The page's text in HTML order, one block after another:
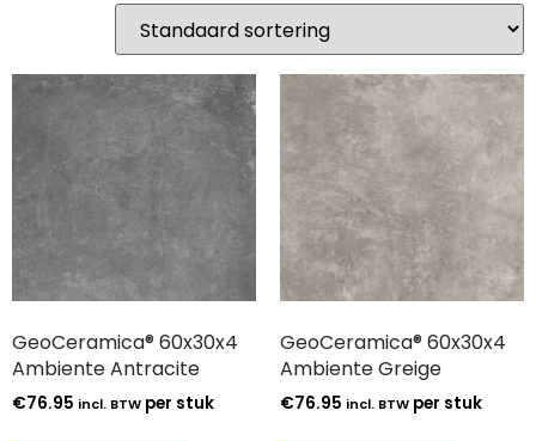
GeoCeramica® 60x30x4
Ambiente Antracite
€76.95 incl. BTW per stuk
GeoCeramica® 60x30x4
Ambiente Greige
€76.95 incl. BTW per stuk